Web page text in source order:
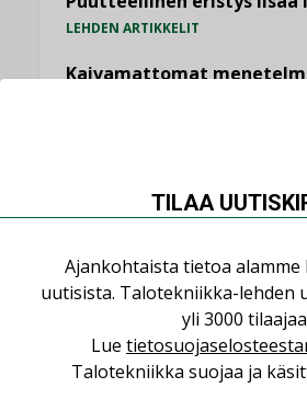
LEHDEN ARTIKKELIT
Kaivamattomat
KATSO KAIKKI
NÄKÖKULMIA
Puheista tekoihin – uusin
TILAA
Ajankohtaista tietoa alamme
uutisista. Talotekniikka-lehden
yli 3000
Lue
Talotekniikka suojaa ja